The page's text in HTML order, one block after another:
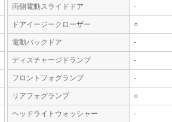
両側電動スライドドア -
ドアイージークローザー ○
電動バックドア -
ディスチャージドランプ -
フロントフォグランプ -
リアフォグランプ ○
ヘッドライトウォッシャー -